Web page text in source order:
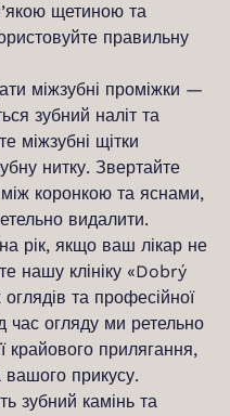
щетиною та
правильну
міжзубні проміжки —
зубний наліт та
міжзубні щітки
нитку. Звертайте
коронкою та яснами,
видалити.
рік, якщо ваш лікар не
нашу клініку «Dobrý
та професійної
час огляду ми ретельно
крайового прилягання,
вашого прикусу.
зубний камінь та